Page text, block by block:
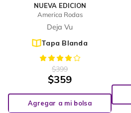
NUEVA EDICION
America Rodas
Deja Vu
Tapa Blanda
$399
$359
Agregar a mi bolsa